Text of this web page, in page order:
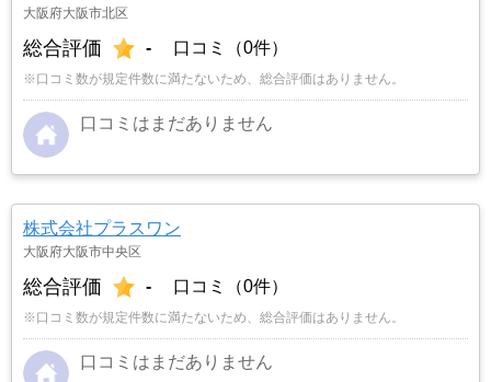
大阪府大阪市北区
総合評価 - 口コミ（0件）
※口コミ数が規定件数に満たないため、総合評価はありません。
口コミはまだありません
株式会社プラスワン
大阪府大阪市中央区
総合評価 - 口コミ（0件）
※口コミ数が規定件数に満たないため、総合評価はありません。
口コミはまだありません